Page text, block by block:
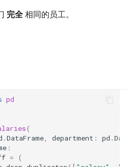
完全 相同的员工。
pd
(
.DataFrame, department : pd .
:
=
(